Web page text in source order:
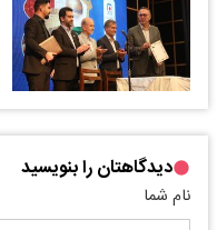
دیدگاهتان را بنویسید
نام شما